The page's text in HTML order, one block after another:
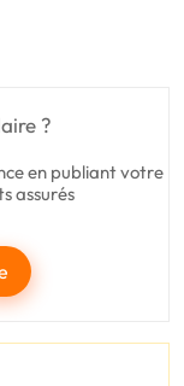
?
en publiant votre
assurés